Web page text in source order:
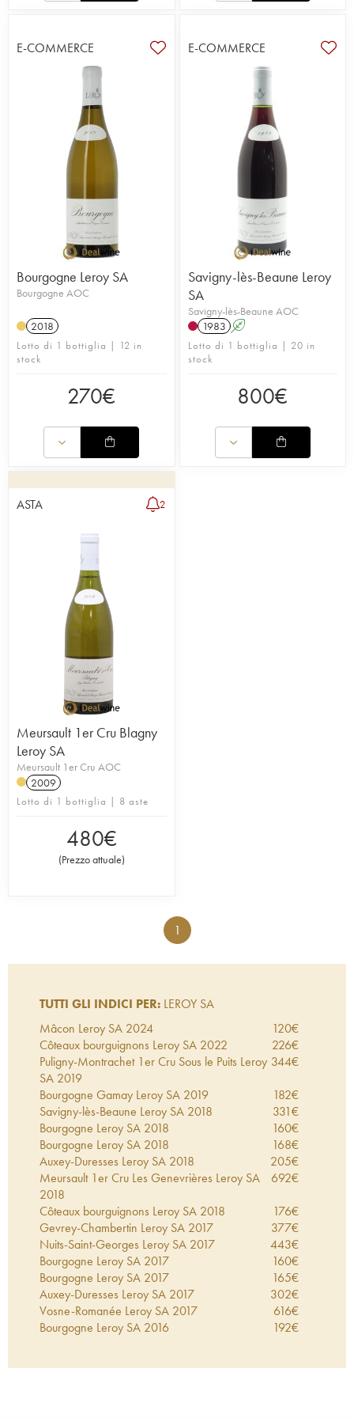
E-COMMERCE
Bourgogne Leroy SA
Bourgogne AOC
2018
Lotto di 1 bottiglia | 12 in
stock
270€
E-COMMERCE
Savigny-lès-Beaune Leroy
SA
Savigny-lès-Beaune AOC
1983 A
Lotto di 1 bottiglia | 20 in
stock
800€
ASTA 2
Meursault 1er Cru Blagny
Leroy SA
Meursault 1er Cru AOC
2009
Lotto di 1 bottiglia | 8 aste
480€
(Prezzo attuale)
1
TUTTI GLI INDICI PER: LEROY SA
Mâcon Leroy SA 2024 120€
Côteaux bourguignons Leroy SA 2022 226€
Puligny-Montrachet 1er Cru Sous le Puits Leroy
SA 2019
344€
Bourgogne Gamay Leroy SA 2019 182€
Savigny-lès-Beaune Leroy SA 2018 331€
Bourgogne Leroy SA 2018 160€
Bourgogne Leroy SA 2018 168€
Auxey-Duresses Leroy SA 2018 205€
Meursault 1er Cru Les Genevrières Leroy SA
2018
692€
Côteaux bourguignons Leroy SA 2018 176€
Gevrey-Chambertin Leroy SA 2017 377€
Nuits-Saint-Georges Leroy SA 2017 443€
Bourgogne Leroy SA 2017 160€
Bourgogne Leroy SA 2017 165€
Auxey-Duresses Leroy SA 2017 302€
Vosne-Romanée Leroy SA 2017 616€
Bourgogne Leroy SA 2016 192€